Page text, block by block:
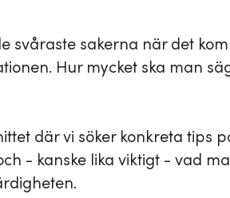
svåraste sakerna när det
Hur mycket ska man
där vi söker konkreta tips
- kanske lika viktigt - vad